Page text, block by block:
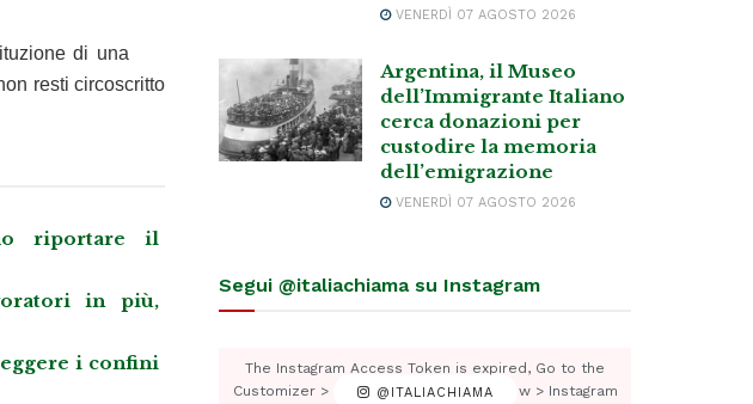
di una
resti circoscritto
riportare il
in più,
i confini
VENERDÌ 07 AGOSTO 2026
Argentina, il Museo
dell’Immigrante Italiano
cerca donazioni per
custodire la memoria
dell’emigrazione
VENERDÌ 07 AGOSTO 2026
Segui @italiachiama su Instagram
@ITALIACHIAMA
The Instagram Access Token is expired, Go to the
Customizer > JNews : Social, Like & View > Instagram